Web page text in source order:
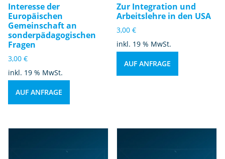
Interesse der
Europäischen
Gemeinschaft an
sonderpädagogischen
Fragen
3,00 €
inkl. 19 % MwSt.
AUF ANFRAGE
Zur Integration und
Arbeitslehre in den USA
3,00€
inkl. 19 % MwSt.
AUF ANFRAGE